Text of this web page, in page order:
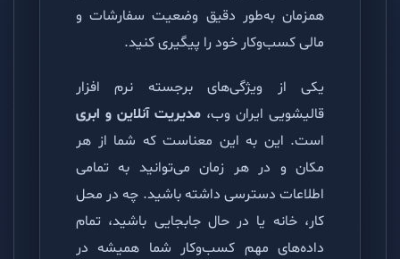
همزمان به‌طور دقیق وضعیت سفارشات و
مالی کسب‌وکار خود را پیگیری کنید.
یکی از ویژگی‌های برجسته نرم افزار
قالیشویی ایران وب، مدیریت آنلاین و ابری
است. این به این معناست که شما از هر
مکان و در هر زمان می‌توانید به تمامی
اطلاعات دسترسی داشته باشید. چه در محل
کار، خانه یا در حال جابجایی باشید، تمام
داده‌های مهم کسب‌وکار شما همیشه در